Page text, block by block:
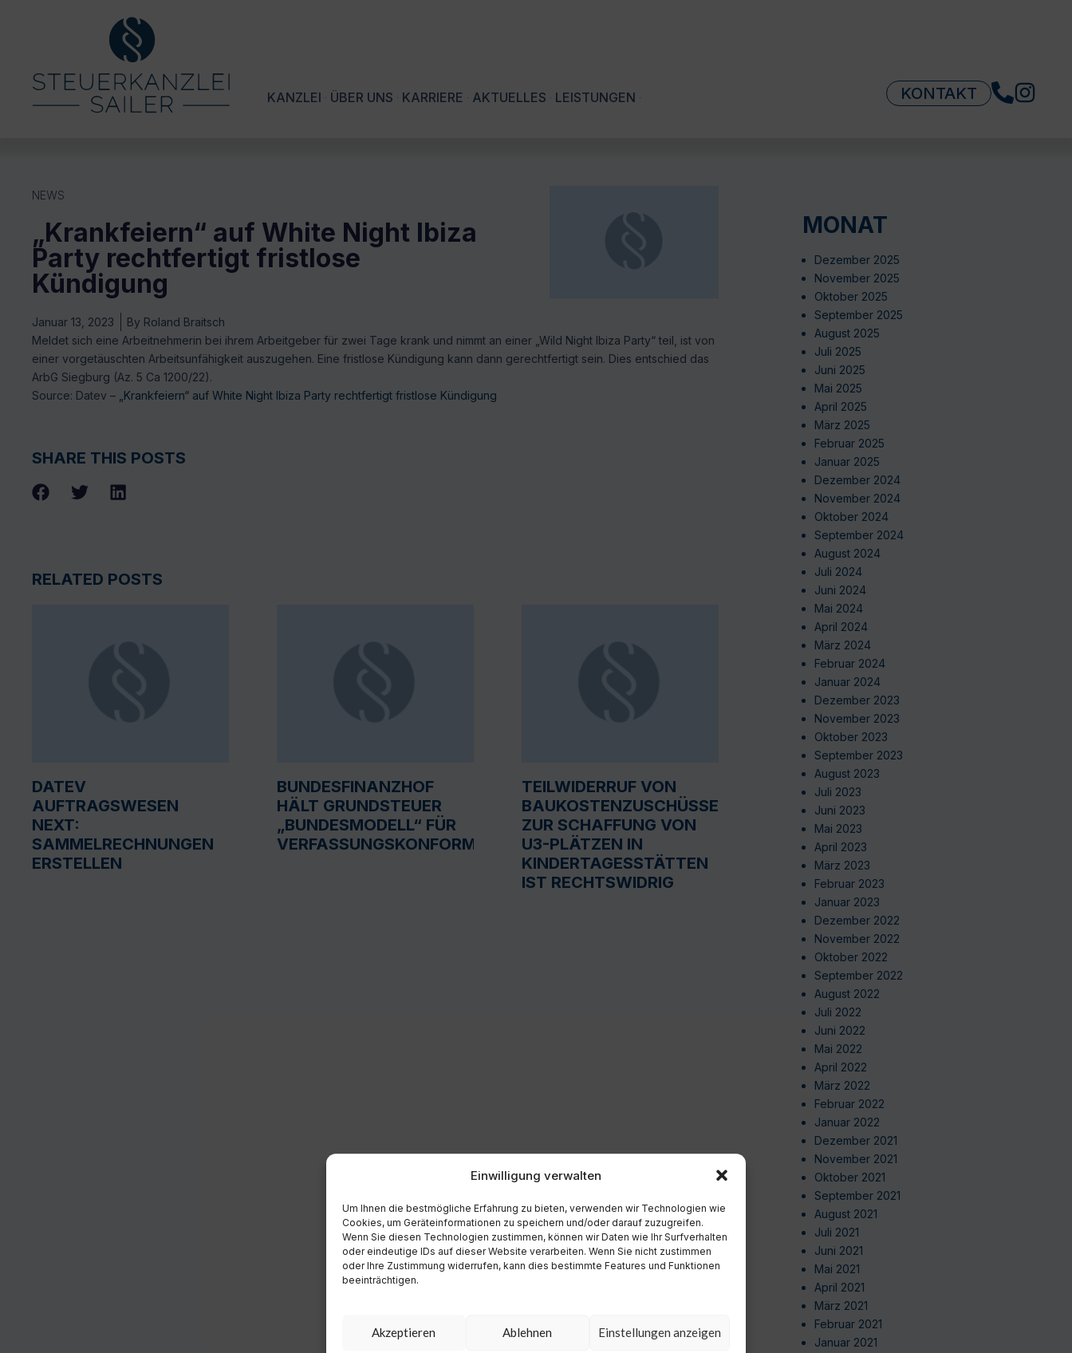
Einwilligung verwalten
Um Ihnen die bestmögliche Erfahrung zu bieten, verwenden wir Technologien wie
Cookies, um Geräteinformationen zu speichern und/oder darauf zuzugreifen.
Wenn Sie diesen Technologien zustimmen, können wir Daten wie Ihr Surfverhalten
oder eindeutige IDs auf dieser Website verarbeiten. Wenn Sie nicht zustimmen
oder Ihre Zustimmung widerrufen, kann dies bestimmte Features und Funktionen
beeinträchtigen.
Akzeptieren Ablehnen Einstellungen anzeigen
KANZLEI ÜBER UNS KARRIERE AKTUELLES LEISTUNGEN KONTAKT
NEWS
„Krankfeiern“ auf White Night Ibiza
Party rechtfertigt fristlose
Kündigung
Januar 13, 2023 By Roland Braitsch
Meldet sich eine Arbeitnehmerin bei ihrem Arbeitgeber für zwei Tage krank und nimmt an einer „Wild Night Ibiza Party“ teil, ist von
einer vorgetäuschten Arbeitsunfähigkeit auszugehen. Eine fristlose Kündigung kann dann gerechtfertigt sein. Dies entschied das
ArbG Siegburg (Az. 5 Ca 1200/22).
Source: Datev – „Krankfeiern“ auf White Night Ibiza Party rechtfertigt fristlose Kündigung
SHARE THIS POSTS
RELATED POSTS
DATEV
AUFTRAGSWESEN
NEXT:
SAMMELRECHNUNGEN
ERSTELLEN
BUNDESFINANZHOF
HÄLT GRUNDSTEUER
„BUNDESMODELL“ FÜR
VERFASSUNGSKONFORM
TEILWIDERRUF VON
BAUKOSTENZUSCHÜSSEN
ZUR SCHAFFUNG VON
U3-PLÄTZEN IN
KINDERTAGESSTÄTTEN
IST RECHTSWIDRIG
MONAT
Dezember 2025
November 2025
Oktober 2025
September 2025
August 2025
Juli 2025
Juni 2025
Mai 2025
April 2025
März 2025
Februar 2025
Januar 2025
Dezember 2024
November 2024
Oktober 2024
September 2024
August 2024
Juli 2024
Juni 2024
Mai 2024
April 2024
März 2024
Februar 2024
Januar 2024
Dezember 2023
November 2023
Oktober 2023
September 2023
August 2023
Juli 2023
Juni 2023
Mai 2023
April 2023
März 2023
Februar 2023
Januar 2023
Dezember 2022
November 2022
Oktober 2022
September 2022
August 2022
Juli 2022
Juni 2022
Mai 2022
April 2022
März 2022
Februar 2022
Januar 2022
Dezember 2021
November 2021
Oktober 2021
September 2021
August 2021
Juli 2021
Juni 2021
Mai 2021
April 2021
März 2021
Februar 2021
Januar 2021